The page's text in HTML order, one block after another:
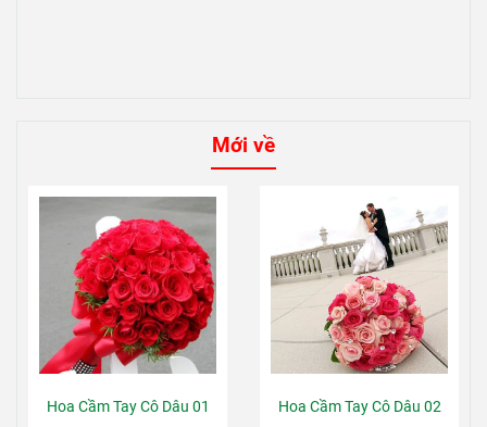
Mới về
Hoa Cầm Tay Cô Dâu 01
Hoa Cầm Tay Cô Dâu 02